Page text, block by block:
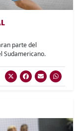
parte del
Sudamericano.